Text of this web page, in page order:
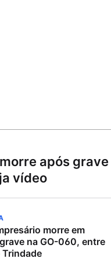
após grave
vídeo
morre em
na GO-060, entre
Trindade